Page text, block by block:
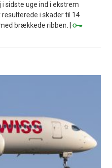
sidste uge ind i ekstrem
i skader til 14
brækkede ribben. |